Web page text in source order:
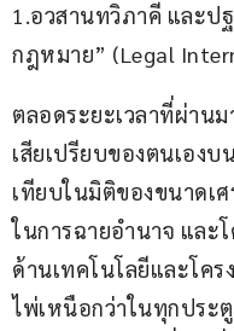
1.อวสานทวิภาคี และป
กฎหมาย” (Legal
ตลอดระยะเวลาที่ผ่าน
เสียเปรียบของตนเองบ
เทียบในมิติของขนาดเ
ในการฉายอำนาจ และ
ด้านเทคโนโลยีและโค
ไพ่เหนือกว่าในทุกประ